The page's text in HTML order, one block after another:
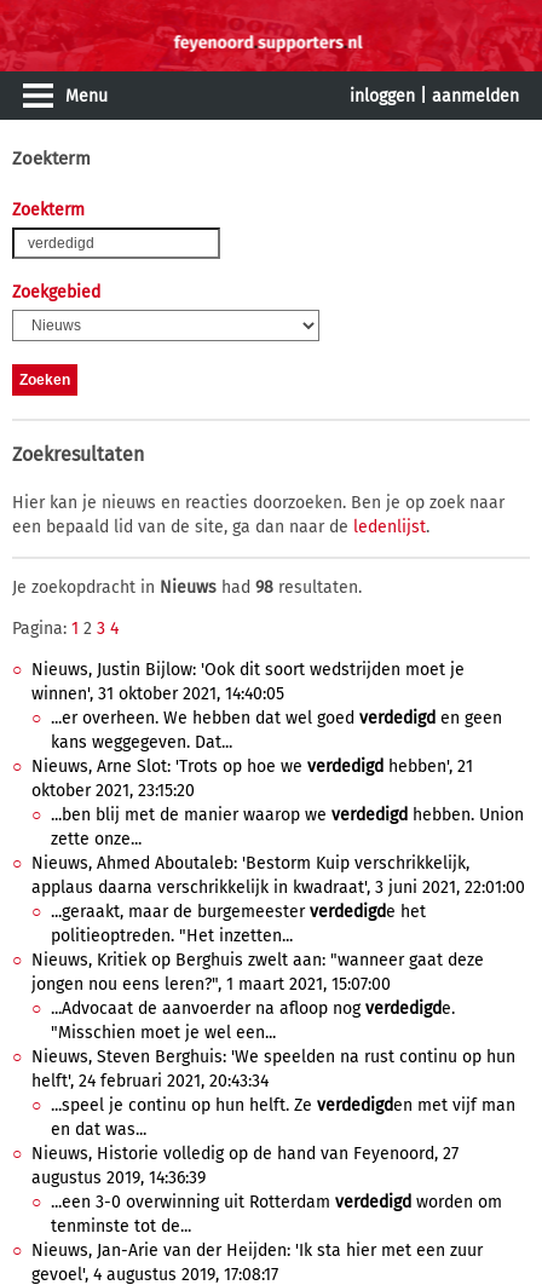
Menu inloggen aanmelden
Zoekterm
Zoekterm
Zoekgebied
Zoekresultaten
Hier kan je nieuws en reacties doorzoeken. Ben je op zoek naar
een bepaald lid van de site, ga dan naar de ledenlijst.
Je zoekopdracht in Nieuws had 98 resultaten.
Pagina: 1 2 3 4
Nieuws, Justin Bijlow: 'Ook dit soort wedstrijden moet je
winnen', 31 oktober 2021, 14:40:05
...er overheen. We hebben dat wel goed verdedigd en geen
kans weggegeven. Dat...
Nieuws, Arne Slot: 'Trots op hoe we verdedigd hebben', 21
oktober 2021, 23:15:20
...ben blij met de manier waarop we verdedigd hebben. Union
zette onze...
Nieuws, Ahmed Aboutaleb: 'Bestorm Kuip verschrikkelijk,
applaus daarna verschrikkelijk in kwadraat', 3 juni 2021, 22:01:00
...geraakt, maar de burgemeesterverdedigde het
politieoptreden. "Het inzetten...
Nieuws, Kritiek op Berghuis zwelt aan: "wanneer gaat deze
jongen nou eens leren?", 1 maart 2021, 15:07:00
...Advocaat de aanvoerder na afloop nogverdedigde.
"Misschien moet je wel een...
Nieuws, Steven Berghuis: 'We speelden na rust continu op hun
helft', 24 februari 2021, 20:43:34
...speel je continu op hun helft. Ze verdedigden met vijf man
en dat was...
Nieuws, Historie volledig op de hand van Feyenoord, 27
augustus 2019, 14:36:39
...een 3-0 overwinning uit Rotterdam verdedigd worden om
tenminste tot de...
Nieuws, Jan-Arie van der Heijden: 'Ik sta hier met een zuur
gevoel', 4 augustus 2019, 17:08:17